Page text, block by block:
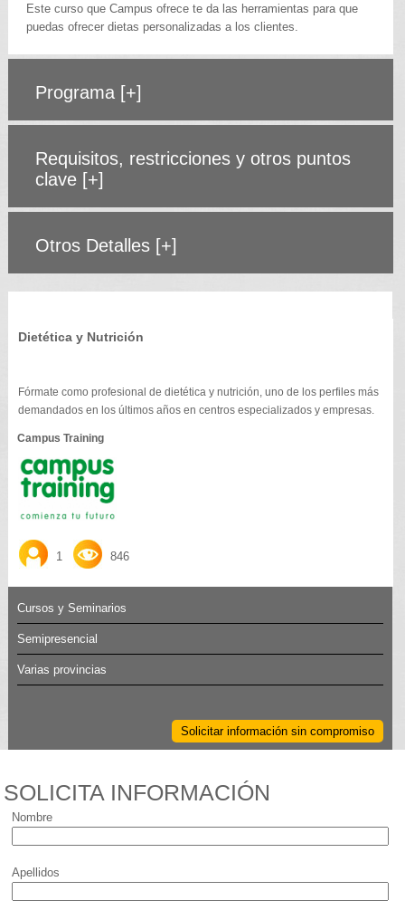
Este curso que Campus ofrece te da las herramientas para que
puedas ofrecer dietas personalizadas a los clientes.
Programa [+]
Requisitos, restricciones y otros puntos
clave [+]
Otros Detalles [+]
Dietética y Nutrición
Fórmate como profesional de dietética y nutrición, uno de los perfiles más
demandados en los últimos años en centros especializados y empresas.
Campus Training
1 846
Cursos y Seminarios
Semipresencial
Varias provincias
Solicitar información sin compromiso
SOLICITA INFORMACIÓN
Nombre
Apellidos